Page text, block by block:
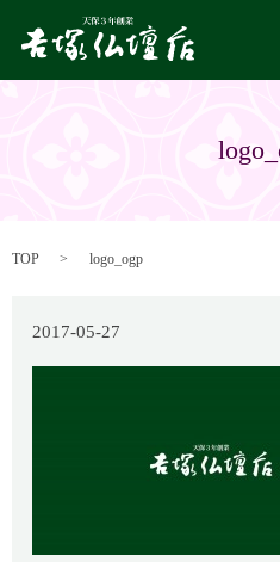
TOP logo_ogp
2017-05-27